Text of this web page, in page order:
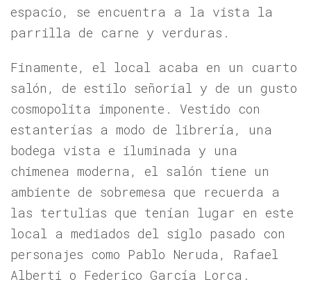
espacio, se encuentra a la vista la
parrilla de carne y verduras.
Finamente, el local acaba en un cuarto
salón, de estilo señorial y de un gusto
cosmopolita imponente. Vestido con
estanterías a modo de librería, una
bodega vista e iluminada y una
chimenea moderna, el salón tiene un
ambiente de sobremesa que recuerda a
las tertulias que tenían lugar en este
local a mediados del siglo pasado con
personajes como Pablo Neruda, Rafael
Alberti o Federico García Lorca.